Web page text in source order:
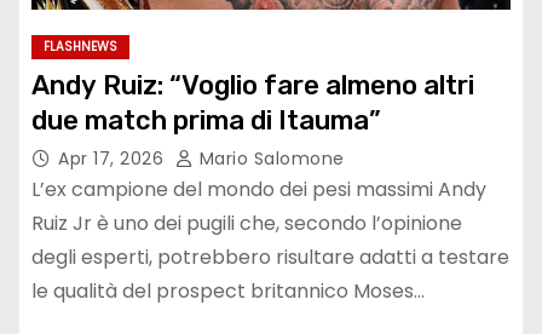
FLASHNEWS
Andy Ruiz: “Voglio fare almeno altri
due match prima di Itauma”
Apr 17, 2026 Mario Salomone
L’ex campione del mondo dei pesi massimi Andy
Ruiz Jr è uno dei pugili che, secondo l’opinione
degli esperti, potrebbero risultare adatti a testare
le qualità del prospect britannico Moses…